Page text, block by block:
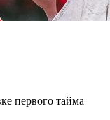
первого тайма